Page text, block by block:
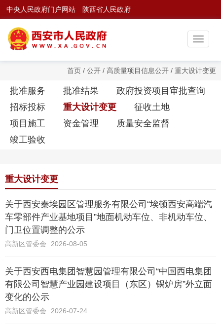
中央人民政府门户网站 陕西省人民政府
首页 / 公开 / 高质量项目信息公开 / 重大设计变更
批准服务 批准结果
政府投资项目审批查询
招标投标
重大设计变更
征收土地
项目施工
资金管理
质量安全监督
竣工验收
重大设计变更
关于西安秦埃园区管理服务有限公司“埃顿西安高端汽
车零部件产业基地项目”地面机动车位、非机动车位、
门卫位置调整的公示
高新区管委会 2026-08-05
关于西安西电集团智慧园管理有限公司“中国西电集团
有限公司智慧产业园建设项目（东区）锅炉房”外立面
变化的公示
高新区管委会 2026-07-24